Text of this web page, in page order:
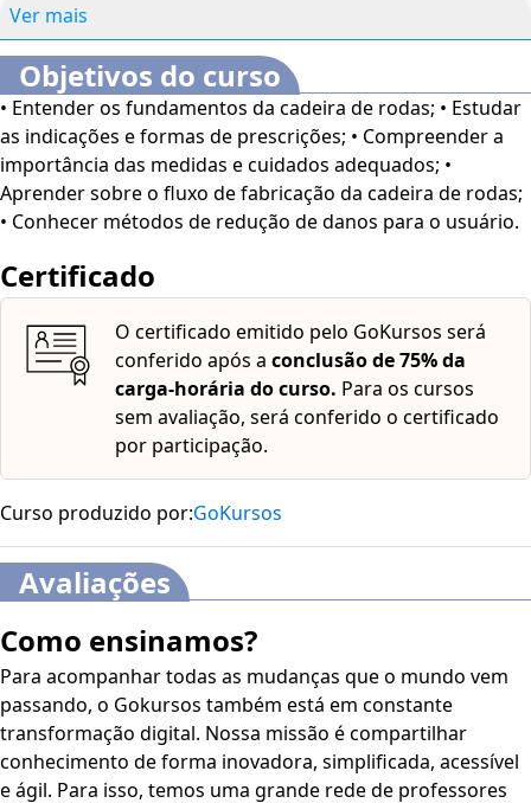
rodas · Recomendações da cadeira de rodas · Sistema de
propulsão por alavancas e manivelas · Recomendações
para aumentar a estabilidade da cadeira de rodas ·
Orientações para garantir o conforto da postura sentada ·
Modo de uso da cadeira de rodas · Transferências ·
Avaliação física para cadeira de rodas · Fatores associados
ao uso de cadeira de rodas por idosos · Cadeira de rodas
para pacientes com lesão medular · Interfaces para
o melhor tipo de cadeira de rodas? · Classificação das
cadeiras de rodas motorizadas considerando-se a função ·
Cadeira de rodas manual · Condições que interferem na
prescrição de cadeira de rodas · Avaliação física ·
Prescrição · Adequação · Treinamento para utilizar a
cadeira de rodas · Formas em uma almofada para alívio de
Ver mais
Objetivos do curso
• Entender os fundamentos da cadeira de rodas; • Estudar
as indicações e formas de prescrições; • Compreender a
importância das medidas e cuidados adequados; •
Aprender sobre o fluxo de fabricação da cadeira de rodas;
• Conhecer métodos de redução de danos para o usuário.
Certificado
O certificado emitido pelo GoKursos será
conferido após a conclusão de 75% da
carga-horária do curso. Para os cursos
sem avaliação, será conferido o certificado
por participação.
Curso produzido por:GoKursos
Avaliações
Como ensinamos?
Para acompanhar todas as mudanças que o mundo vem
passando, o Gokursos também está em constante
transformação digital. Nossa missão é compartilhar
conhecimento de forma inovadora, simplificada, acessível
e ágil. Para isso, temos uma grande rede de professores